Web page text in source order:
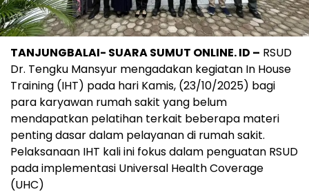
TANJUNGBALAI- SUARA SUMUT ONLINE. ID – RSUD
Dr. Tengku Mansyur mengadakan kegiatan In House
Training (IHT) pada hari Kamis, (23/10/2025) bagi
para karyawan rumah sakit yang belum
mendapatkan pelatihan terkait beberapa materi
penting dasar dalam pelayanan di rumah sakit.
Pelaksanaan IHT kali ini fokus dalam penguatan RSUD
pada implementasi Universal Health Coverage
(UHC)